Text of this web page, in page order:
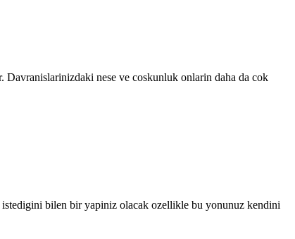
nese ve coskunluk onlarin daha da cok
bilen bir yapiniz olacak ozellikle bu yonunuz kendini